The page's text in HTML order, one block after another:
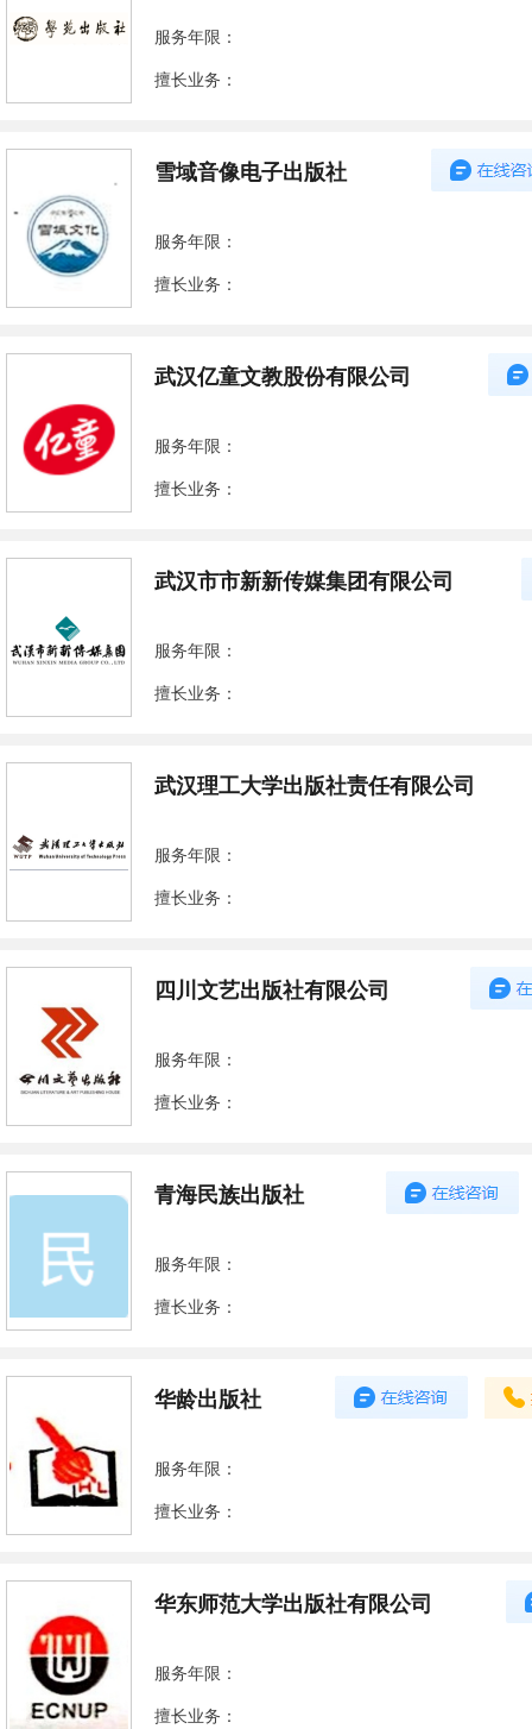
服务年限：
擅长业务：
雪域音像电子出版社
服务年限：
擅长业务：
武汉亿童文教股份有限公司
服务年限：
擅长业务：
武汉市市新新传媒集团有限公司
服务年限：
擅长业务：
武汉理工大学出版社责任有限公司
服务年限：
擅长业务：
四川文艺出版社有限公司
服务年限：
擅长业务：
青海民族出版社
服务年限：
擅长业务：
华龄出版社
服务年限：
擅长业务：
华东师范大学出版社有限公司
服务年限：
擅长业务：